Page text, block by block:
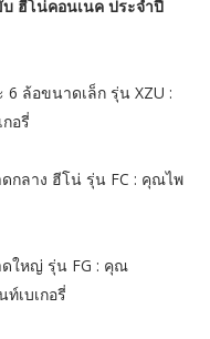
ฮีโน่คอนเนค ประจำปี
6 ล้อขนาดเล็ก รุ่น XZU :
อรี่
กลาง ฮีโน่ รุ่น FC : คุณไพ
ดใหญ่ รุ่น FG : คุณ
เบเกอรี่